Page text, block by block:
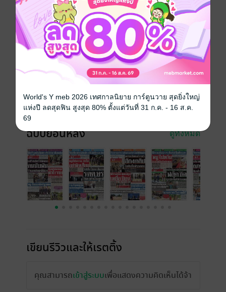
หนังสือพิมพ์ข่าวสด วันเสาร์ที่ 12 พฤษภาคม พ.ศ.2561
ประเภทไฟล์ pdf
11 พฤษภาคม 2561
24 หน้า
ราคาปก 10 บาท
ฉบับย้อนหลัง ดูทั้งหมด
เขียนรีวิวและให้เรตติ้ง
คุณสามารถเข้าสู่ระบบเพื่อแสดงความคิดเห็นได้จ้า
World's Y meb 2026 เทศกาลนิยาย การ์ตูนวาย สุดยิ่งใหญ่
แห่งปี ลดสุดฟิน สูงสุด 80% ตั้งแต่วันที่ 31 ก.ค. - 16 ส.ค.
69